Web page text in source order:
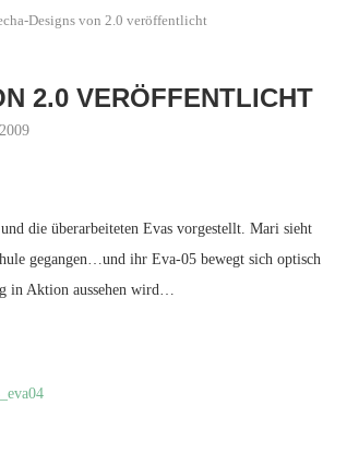
Designs von 2.0 veröffentlicht
2.0 VERÖFFENTLICHT
die überarbeiteten Evas vorgestellt. Mari sieht
gegangen…und ihr Eva-05 bewegt sich optisch
in Aktion aussehen wird…